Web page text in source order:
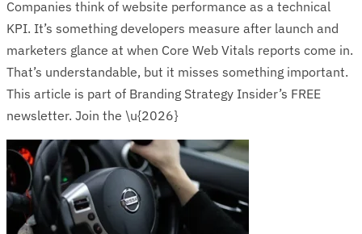
Companies think of website performance as a technical
KPI. It’s something developers measure after launch and
marketers glance at when Core Web Vitals reports come in.
That’s understandable, but it misses something important.
This article is part of Branding Strategy Insider’s FREE
newsletter. Join the \u{2026}